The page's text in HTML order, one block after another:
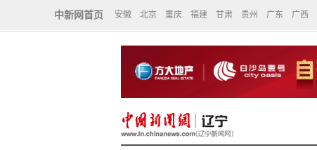
中新网首页 安徽 北京 重庆 福建 甘肃 贵州 广东 广西